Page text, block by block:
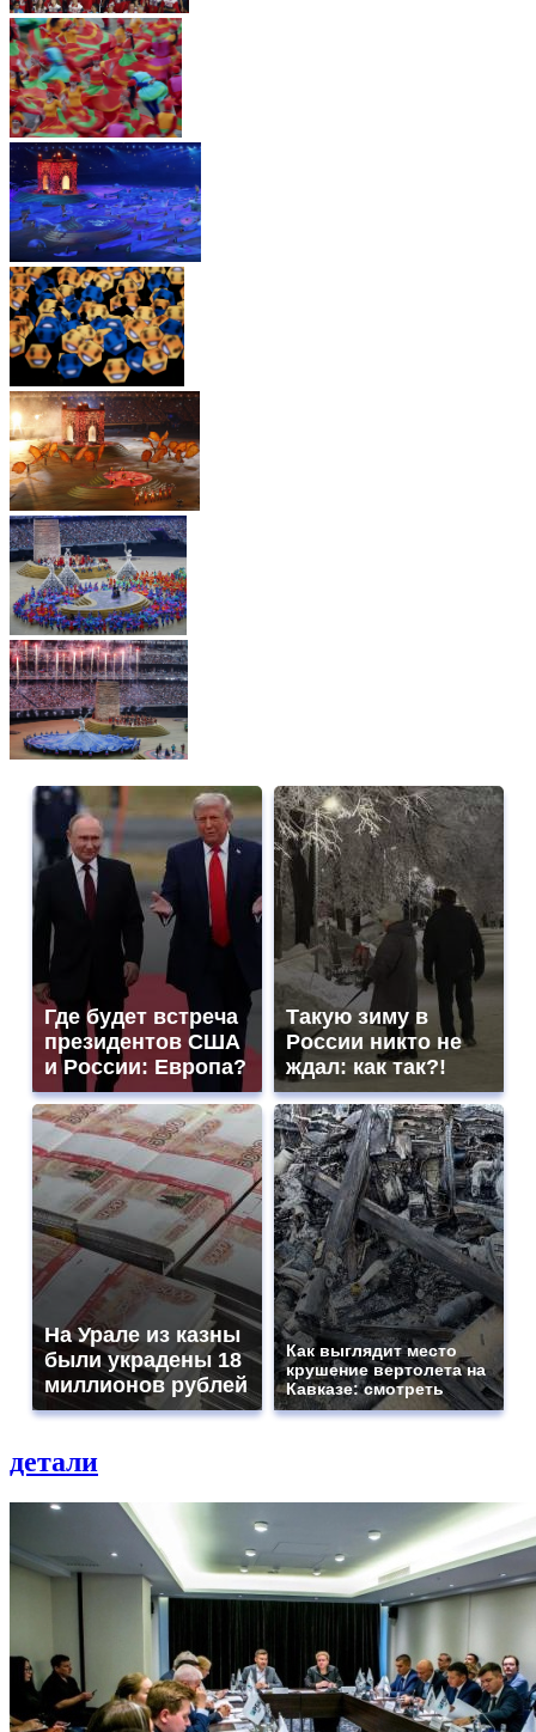
Где будет встреча
президентов США
и России: Европа?
Такую зиму в
России никто не
ждал: как так?!
На Урале из казны
были украдены 18
миллионов рублей
Как выглядит место
крушение вертолета на
Кавказе: смотреть
детали